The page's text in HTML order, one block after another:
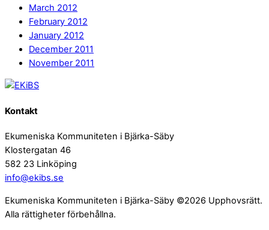
March 2012
February 2012
January 2012
December 2011
November 2011
Kontakt
Ekumeniska Kommuniteten i Bjärka-Säby
Klostergatan 46
582 23 Linköping
info@ekibs.se
Ekumeniska Kommuniteten i Bjärka-Säby ©2026 Upphovsrätt.
Alla rättigheter förbehållna.